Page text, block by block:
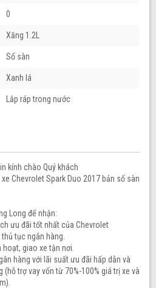
0
Xăng 1.2L
Số sàn
Xanh lá
Lắp ráp trong nước
kính chào Quý khách
Chevrolet Spark Duo 2017 bản số sàn
Long để nhận:
ưu đãi tốt nhất của Chevrolet
tục ngân hàng.
giao xe tận nơi.
hàng với lãi suất ưu đãi hấp dẫn và
trợ vay vốn từ 70%-100% giá trị xe và